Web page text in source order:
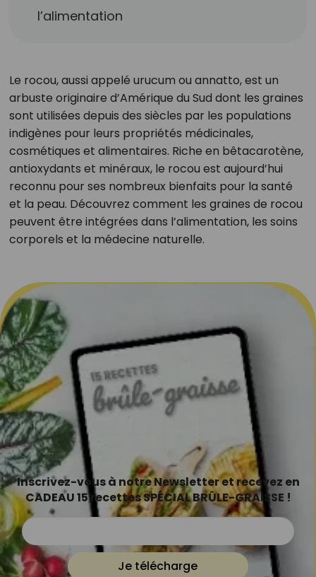
l’alimentation
Le rocou, aussi appelé urucum ou annatto, est un
arbuste originaire d’Amérique du Sud dont les graines
sont utilisées depuis des siècles par les populations
indigènes pour leurs propriétés médicinales,
cosmétiques et alimentaires. Riche en bêtacarotène,
antioxydants et minéraux, le rocou est aujourd’hui
reconnu pour ses nombreux bienfaits pour la santé
et la peau. Découvrez comment les graines de rocou
peuvent être intégrées dans l’alimentation, les soins
corporels et la médecine naturelle.
Inscrivez-vous à notre Newsletter et recevez en
CADEAU 15 recettes SPÉCIAL BRÛLE-GRAISSE !
Je télécharge